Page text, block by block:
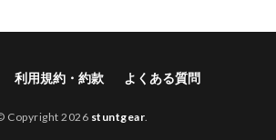
利用規約・約款 よくある質問
Copyright 2026 stuntgear.